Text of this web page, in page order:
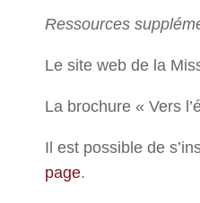
Ressources
Le site web de la
La brochure « Vers
Il est possible de
page.